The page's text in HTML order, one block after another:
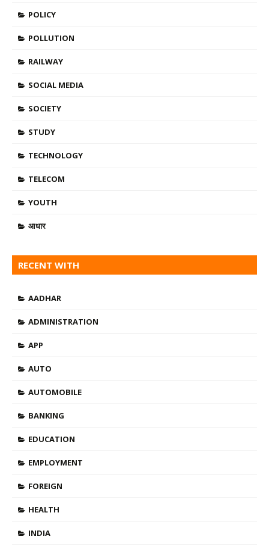
POLICY
POLLUTION
RAILWAY
SOCIAL MEDIA
SOCIETY
STUDY
TECHNOLOGY
TELECOM
YOUTH
आधार
RECENT WITH
AADHAR
ADMINISTRATION
APP
AUTO
AUTOMOBILE
BANKING
EDUCATION
EMPLOYMENT
FOREIGN
HEALTH
INDIA